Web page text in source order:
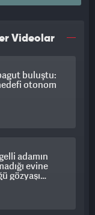
Videolar
buluştu:
otonom
adamın
evine
gözyaşı